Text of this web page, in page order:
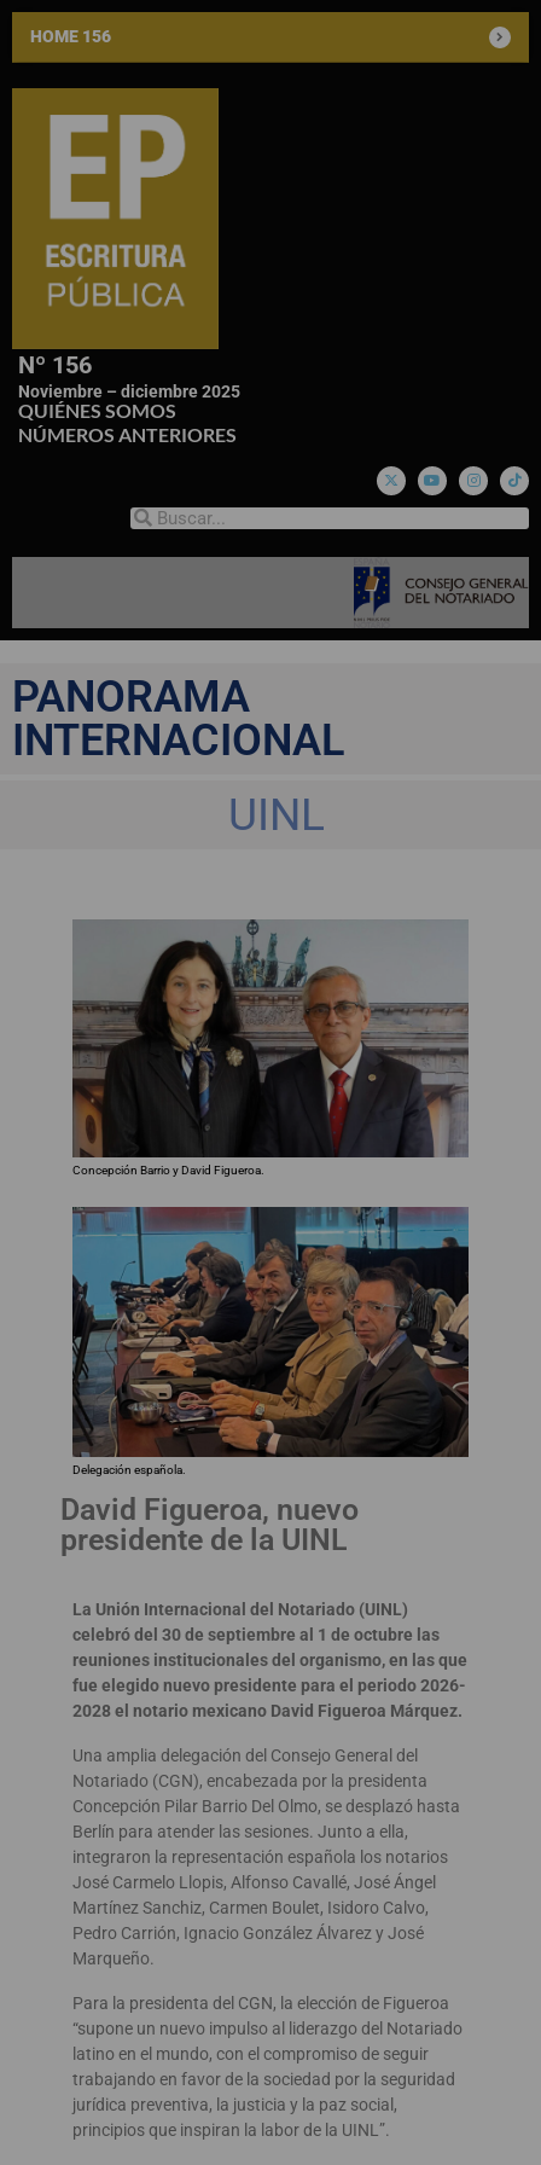
HOME 156
Nº 156
Noviembre – diciembre 2025
QUIÉNES SOMOS
NÚMEROS ANTERIORES
PANORAMA
INTERNACIONAL
UINL
Concepción Barrio y David Figueroa.
Delegación española.
David Figueroa, nuevo
presidente de la UINL
La Unión Internacional del Notariado (UINL)
celebró del 30 de septiembre al 1 de octubre las
reuniones institucionales del organismo, en las que
fue elegido nuevo presidente para el periodo 2026-
2028 el notario mexicano David Figueroa Márquez.
Una amplia delegación del Consejo General del
Notariado (CGN), encabezada por la presidenta
Concepción Pilar Barrio Del Olmo, se desplazó hasta
Berlín para atender las sesiones. Junto a ella,
integraron la representación española los notarios
José Carmelo Llopis, Alfonso Cavallé, José Ángel
Martínez Sanchiz, Carmen Boulet, Isidoro Calvo,
Pedro Carrión, Ignacio González Álvarez y José
Marqueño.
Para la presidenta del CGN, la elección de Figueroa
“supone un nuevo impulso al liderazgo del Notariado
latino en el mundo, con el compromiso de seguir
trabajando en favor de la sociedad por la seguridad
jurídica preventiva, la justicia y la paz social,
principios que inspiran la labor de la UINL”.